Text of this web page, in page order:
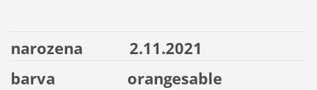
narozena 2.11.2021
barva orangesable